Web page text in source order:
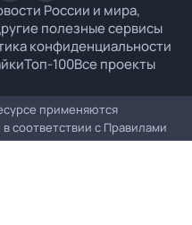
России и мира,
полезные сервисы
конфиденциальности
Топ-100Все проекты
применяются
соответствии с Правилами